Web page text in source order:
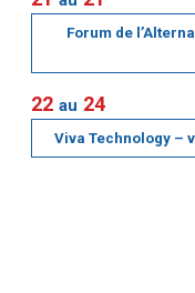
Forum de
22 au 24
Viva Technology –